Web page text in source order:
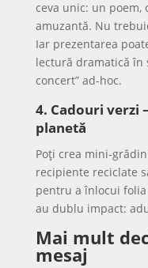
ceva unic: un poem,
amuzantă. Nu
Iar prezentarea
lectură dramatică în
concert” ad-hoc.
4. Cadouri verzi
planetă
Poți crea mini-
recipiente reciclate
pentru a înlocui
au dublu impact:
Mai mult
mesaj